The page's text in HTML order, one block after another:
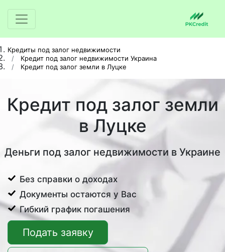
Кредиты под залог недвижимости
Кредит под залог недвижимости Украина
Кредит под залог земли в Луцке
Кредит под залог земли
в Луцке
Деньги под залог недвижимости в Украине
Без справки о доходах
Документы остаются у Вас
Гибкий график погашения
Подать заявку